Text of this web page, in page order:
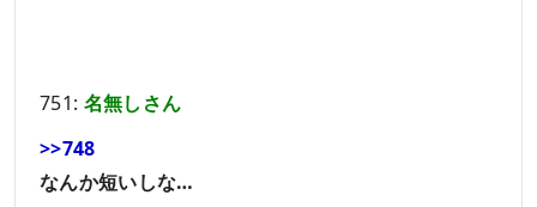
751: 名無しさん
>>748
なんか短いしな…